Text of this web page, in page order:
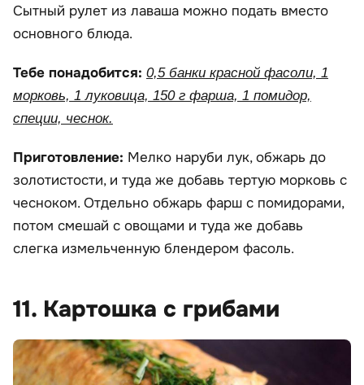
Сытный рулет из лаваша можно подать вместо
основного блюда.
Тебе понадобится: 0,5 банки красной фасоли, 1
морковь, 1 луковица, 150 г фарша, 1 помидор,
специи, чеснок.
Приготовление: Мелко наруби лук, обжарь до
золотистости, и туда же добавь тертую морковь с
чесноком. Отдельно обжарь фарш с помидорами,
потом смешай с овощами и туда же добавь
слегка измельченную блендером фасоль.
11. Картошка с грибами